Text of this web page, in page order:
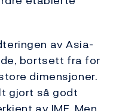
av Asia-
bortsett fra for
dimensjoner.
gjort så godt